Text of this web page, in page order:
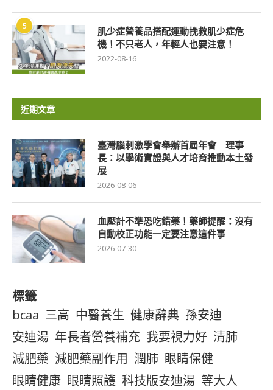
5
肌少症營養品搭配運動挽救肌少症危
機！不只老人，年輕人也要注意！
2022-08-16
近期文章
臺灣腦刺激學會舉辦首屆年會 理事
長：以學術實證與人才培育推動本土發
展
2026-08-06
血壓計不準恐吃錯藥！藥師提醒：沒有
自動校正功能一定要注意這件事
2026-07-30
標籤
bcaa 三高 中醫養生 健康辭典 孫安迪
安迪湯 年長者營養補充 我要視力好 清肺
減肥藥 減肥藥副作用 潤肺 眼睛保健
眼睛健康 眼睛照護 科技版安迪湯 等大人